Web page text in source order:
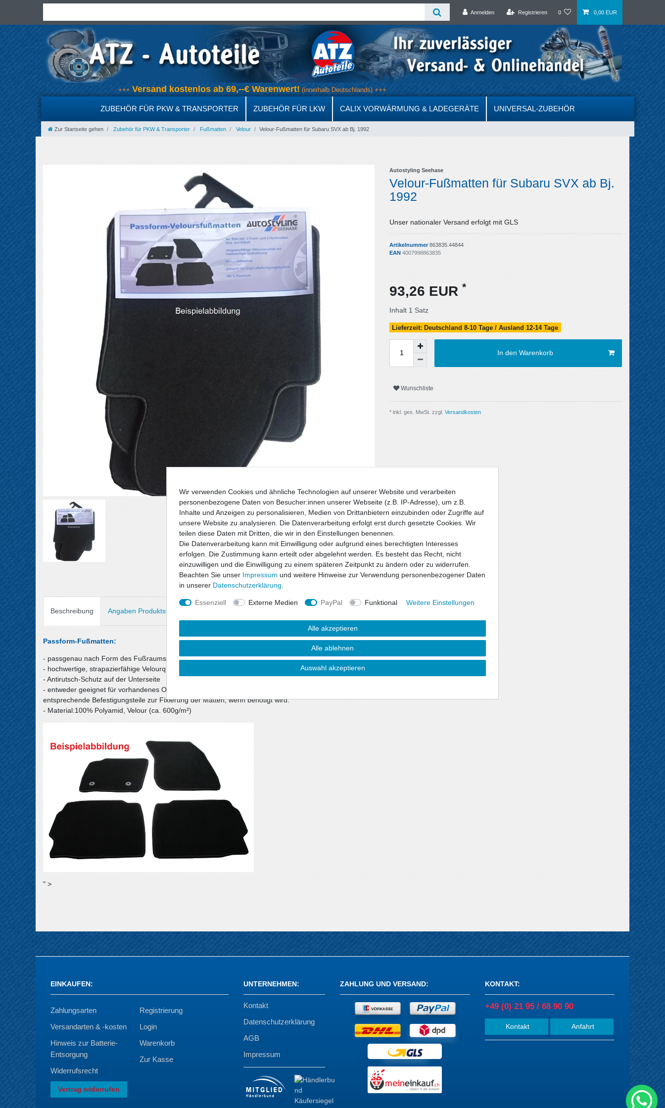
Anmelden Registrieren 0 0,00 EUR
+++Versand kostenlos ab 69,--€ Warenwert!(innerhalb Deutschlands) +++
ZUBEHÖR FÜR PKW & TRANSPORTER ZUBEHÖR FÜR LKW CALIX VORWÄRMUNG & LADEGERÄTE UNIVERSAL-ZUBEHÖR
Zur Startseite gehen Zubehör für PKW & Transporter Fußmatten Velour Velour-Fußmatten für Subaru SVX ab Bj. 1992
Autostyling Seehase
Velour-Fußmatten für Subaru SVX ab Bj.
1992
Unser nationaler Versand erfolgt mit GLS
Artikelnummer863835.44844
EAN 4007998863835
93,26 EUR *
Inhalt 1 Satz
Lieferzeit: Deutschland 8-10 Tage / Ausland 12-14 Tage
In den Warenkorb
Wunschliste
* inkl. ges. MwSt. zzgl. Versandkosten
Beschreibung Angaben Produktsicherheit
Passform-Fußmatten:
- passgenau nach Form des Fußraums
- hochwertige, strapazierfähige Velourqualität (ca. 600g/m²) mit Umkettelung
- Antirutsch-Schutz auf der Unterseite
- entweder geeignet für vorhandenes Original-Befestigungssystem, oder im Lieferumfang befinden sich
entsprechende Befestigungsteile zur Fixierung der Matten, wenn benötigt wird.
- Material:100% Polyamid, Velour (ca. 600g/m²)
" >
EINKAUFEN:
Zahlungsarten
Versandarten & -kosten
Hinweis zur Batterie-
Entsorgung
Widerrufsrecht
Vertrag widerrufen
Registrierung
Login
Warenkorb
Zur Kasse
UNTERNEHMEN:
Kontakt
Datenschutzerklärung
AGB
Impressum
ZAHLUNG UND VERSAND: KONTAKT:
+49 (0) 21 95 / 68 90 90
Kontakt Anfahrt
Wir verwenden Cookies und ähnliche Technologien auf unserer Website und verarbeiten
personenbezogene Daten von Besucher:innen unserer Webseite (z.B. IP-Adresse), um z.B.
Inhalte und Anzeigen zu personalisieren, Medien von Drittanbietern einzubinden oder Zugriffe auf
unsere Website zu analysieren. Die Datenverarbeitung erfolgt erst durch gesetzte Cookies. Wir
teilen diese Daten mit Dritten, die wir in den Einstellungen benennen.
Die Datenverarbeitung kann mit Einwilligung oder aufgrund eines berechtigten Interesses
erfolgen. Die Zustimmung kann erteilt oder abgelehnt werden. Es besteht das Recht, nicht
einzuwilligen und die Einwilligung zu einem späteren Zeitpunkt zu ändern oder zu widerrufen.
Beachten Sie unser Impressum und weitere Hinweise zur Verwendung personenbezogener Daten
in unserer Daten­schutz­erklärung
Essenziell Externe Medien PayPal Funktional Weitere Einstellungen
Alle akzeptieren
Alle ablehnen
Auswahl akzeptieren